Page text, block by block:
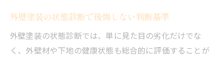
外壁塗装の状態診断で後悔しない判断基準
外壁塗装の状態診断では、単に見た目の劣化だけでな
く、外壁材や下地の健康状態も総合的に評価することが